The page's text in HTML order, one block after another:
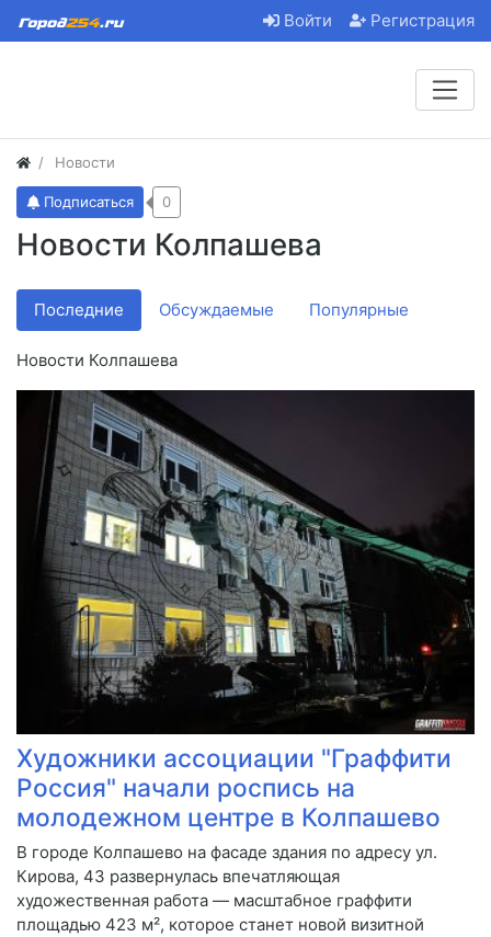
Войти Регистрация
Новости
Новости Колпашева
Подписаться 0
Последние Обсуждаемые Популярные
Новости Колпашева
Художники ассоциации "Граффити
Россия" начали роспись на
молодежном центре в Колпашево
В городе Колпашево на фасаде здания по адресу ул.
Кирова, 43 развернулась впечатляющая
художественная работа — масштабное граффити
площадью 423 м², которое станет новой визитной